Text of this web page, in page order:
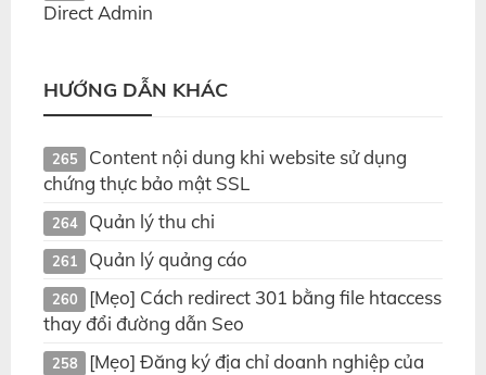
Direct Admin
HƯỚNG DẪN KHÁC
265
Content nội dung khi website sử dụng
chứng thực bảo mật SSL
264 Quản lý thu chi
261 Quản lý quảng cáo
260
[Mẹo] Cách redirect 301 bằng file htaccess
thay đổi đường dẫn Seo
258
[Mẹo] Đăng ký địa chỉ doanh nghiệp của